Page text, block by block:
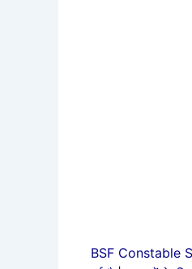
BSF Constable